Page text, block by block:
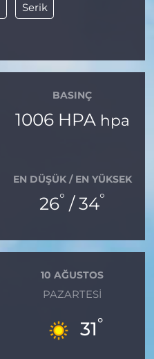
Serik
BASINÇ
1006 HPA hpa
EN DÜŞÜK / EN YÜKSEK
26° / 34°
10 AĞUSTOS
PAZARTESI
31°